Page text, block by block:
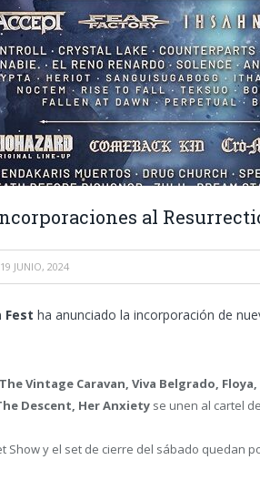
al
19 JUNIO, 2024
Fest ha anunciado la incorporación de
Vintage Caravan, Viva Belgrado,
Descent, Her Anxiety se unen al cartel de
Show y el set de cierre del sábado quedan